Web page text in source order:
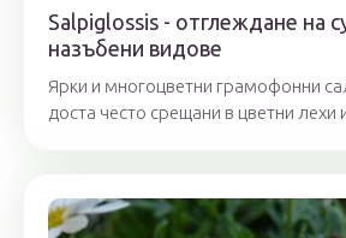
Salpiglossis - отглеждане на
назъбени видове
Ярки и многоцветни грамофонни
доста често срещани в цветни лехи